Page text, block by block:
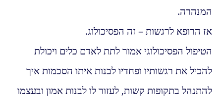
המנהרה.
אז הרופא לרגשות – זה הפסיכולוג.
הטיפול הפסיכולוגי אמור לתת לאדם כלים ויכולת
להכיל את רגשותיו ופחדיו לבנות איתו הסכמות איך
להתנהל בתקופות קשות, לעזור לו לבנות אמון ובעצמו